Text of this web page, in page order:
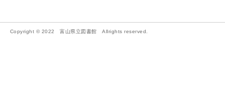
Copyright © 2022 富山県立図書館 Allrights reserved.